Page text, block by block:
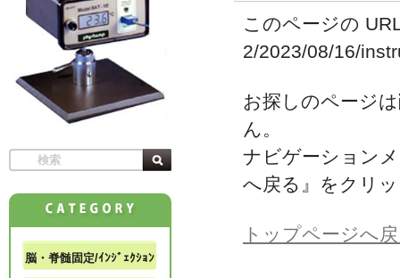
このページの
2/2023/08/16/
お探しのページ
ん。
ナビゲーション
へ戻る』をクリ
トップページへ
脳・脊髄固定/ｲﾝｼﾞｪｸｼｮﾝ